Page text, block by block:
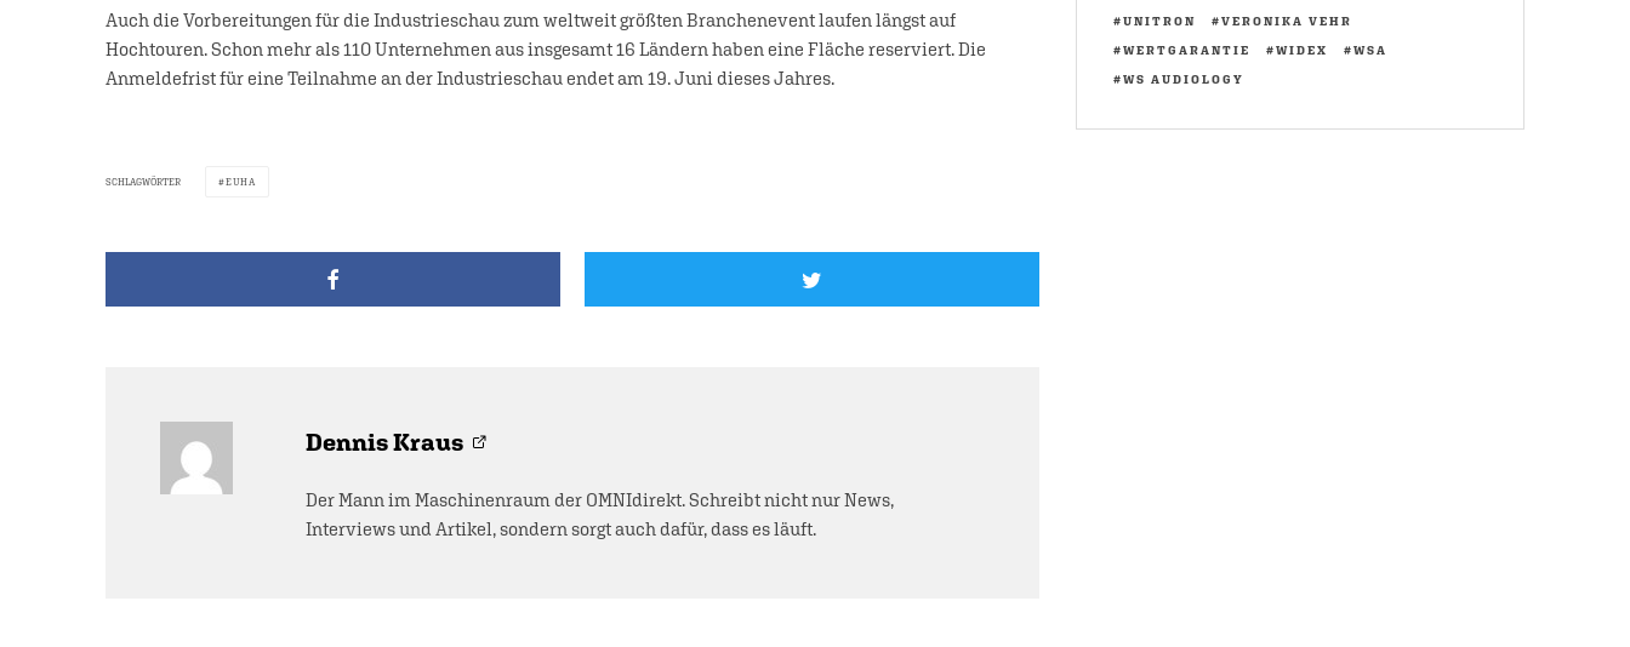
Auch die Vorbereitungen für die Industrieschau zum weltweit größten Branchenevent laufen längst auf
Hochtouren. Schon mehr als 110 Unternehmen aus insgesamt 16 Ländern haben eine Fläche reserviert. Die
Anmeldefrist für eine Teilnahme an der Industrieschau endet am 19. Juni dieses Jahres.
SCHLAGWÖRTER EUHA
Dennis Kraus
Der Mann im Maschinenraum der OMNIdirekt. Schreibt nicht nur News,
Interviews und Artikel, sondern sorgt auch dafür, dass es läuft.
UNITRON
VERONIKA VEHR
WERTGARANTIE
WIDEX
WSA
WS AUDIOLOGY